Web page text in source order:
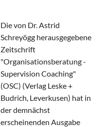
Die von Dr. Astrid
Schreyögg herausgegebene
Zeitschrift
"Organisationsberatung -
Supervision Coaching"
(OSC) (Verlag Leske +
Budrich, Leverkusen) hat in
der demnächst
erscheinenden Ausgabe